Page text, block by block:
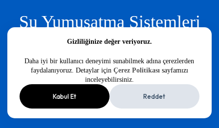
Gizliliğinize değer veriyoruz.
Daha iyi bir kullanıcı deneyimi sunabilmek adına çerezlerden
faydalanıyoruz. Detaylar için Çerez Politikasısayfamızı
inceleyebilirsiniz.
Kabul Et Reddet
Su Yumuşatma Sistemleri
Keşfet